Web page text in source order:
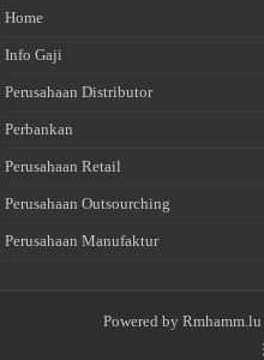
Home
Info Gaji
Perusahaan Distributor
Perbankan
Perusahaan Retail
Perusahaan Outsourching
Perusahaan Manufaktur
Powered by Rmhamm.lu